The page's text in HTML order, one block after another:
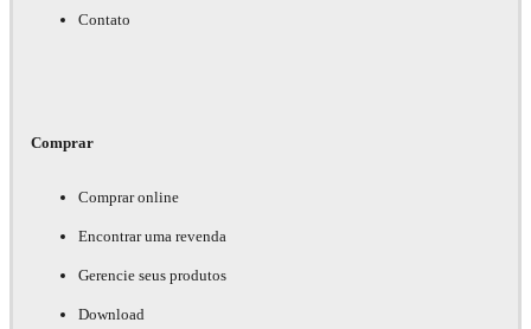
Contato
Comprar
Comprar online
Encontrar uma revenda
Gerencie seus produtos
Download